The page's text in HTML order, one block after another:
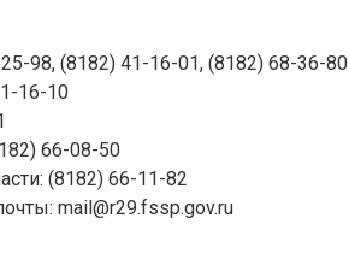
98, (8182) 41-16-01, (8182) 68-36-80
16-10
66-08-50
(8182) 66-11-82
mail@r29.fssp.gov.ru